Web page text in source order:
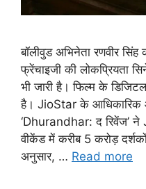
बॉलीवुड अभिनेता रणवीर
फ्रेंचाइजी की लोकप्रियता
भी जारी है। फिल्म के
है। JioStar के आधिकारिक
‘Dhurandhar: द रिवेंज’
वीकेंड में करीब 5 करोड़
अनुसार, … Read more